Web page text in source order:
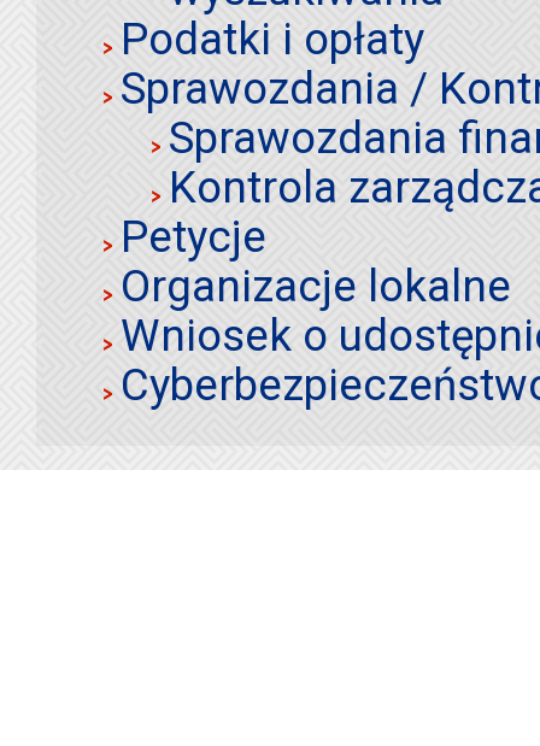
Podatki i opłaty
Sprawozdania /
Sprawozdania
Kontrola
Petycje
Organizacje lokalne
Wniosek o